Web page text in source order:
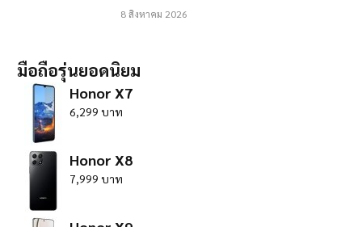
8 สิงหาคม 2026
มือถือรุ่นยอดนิยม
Honor X7
6,299 บาท
Honor X8
7,999 บาท